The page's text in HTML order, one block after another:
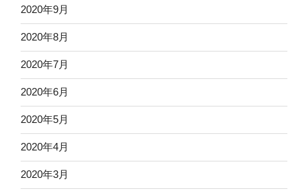
2020年9月
2020年8月
2020年7月
2020年6月
2020年5月
2020年4月
2020年3月